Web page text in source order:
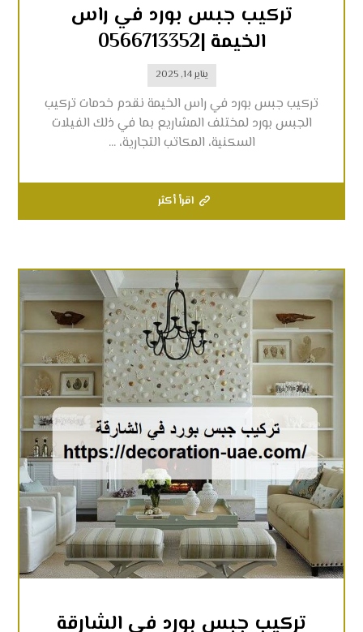
تركيب جبس بورد في راس
الخيمة |0566713352
يناير 14, 2025
تركيب جبس بورد في راس الخيمة نقدم خدمات تركيب
الجبس بورد لمختلف المشاريع بما في ذلك الفيلات
السكنية، المكاتب التجارية، ...
اقرأ أكثر
تركيب جبس بورد في الشارقة